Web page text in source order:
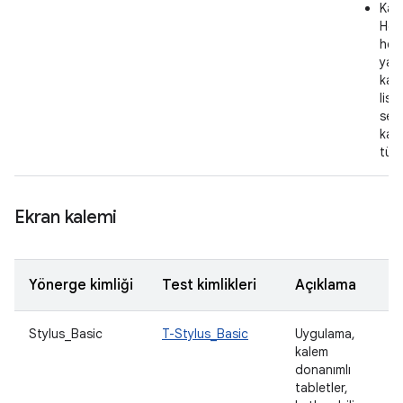
Ekran kalemi
Yönerge kimliği Test kimlikleri Açıklama
Stylus_Basic T-Stylus_Basic
Uygulama,
kalem
donanımlı
tabletler,